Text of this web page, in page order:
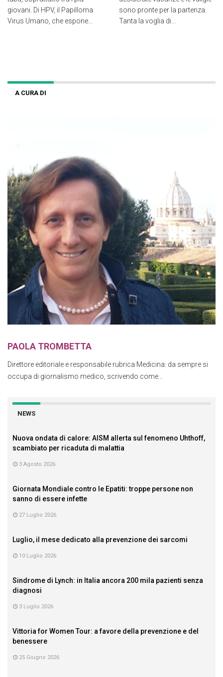
giovani. Di HPV, il Papilloma
Virus Umano, che espone...
sono pronte per la partenza.
Tanta la voglia di...
A CURA DI
PAOLA TROMBETTA
Direttore editoriale e responsabile rubrica Medicina: da sempre si
occupa di giornalismo medico, scrivendo come...
NEWS
Nuova ondata di calore: AISM allerta sul fenomeno Uhthoff,
scambiato per ricaduta di malattia
3 Agosto 2026
Giornata Mondiale contro le Epatiti: troppe persone non
sanno di essere infette
27 Luglio 2026
Luglio, il mese dedicato alla prevenzione dei sarcomi
10 Luglio 2026
Sindrome di Lynch: in Italia ancora 200 mila pazienti senza
diagnosi
3 Luglio 2026
Vittoria for Women Tour: a favore della prevenzione e del
benessere
25 Giugno 2026